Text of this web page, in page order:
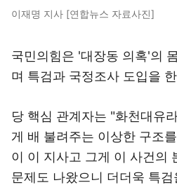
이재명 지사 [연합뉴스 자료사진]
국민의힘은 '대장동 의혹'의
며 특검과 국정조사 도입을
당 핵심 관계자는 "화천대유
게 배 불려주는 이상한 구조
이 이 지사고 그게 이 사건의
문제도 나왔으니 더더욱 특